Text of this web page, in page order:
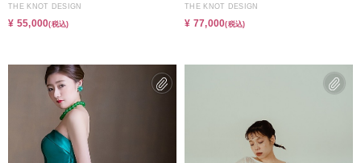
THE KNOT DESIGN
¥ 55,000(税込)
THE KNOT DESIGN
¥ 77,000(税込)